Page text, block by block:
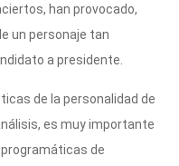
han provocado,
un personaje tan
a presidente.
de la personalidad de
es muy importante
de